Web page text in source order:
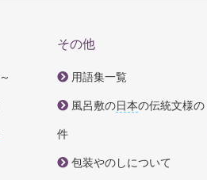
その他
用語集一覧
風呂敷の日本の伝統文様の
件
包装やのしについて